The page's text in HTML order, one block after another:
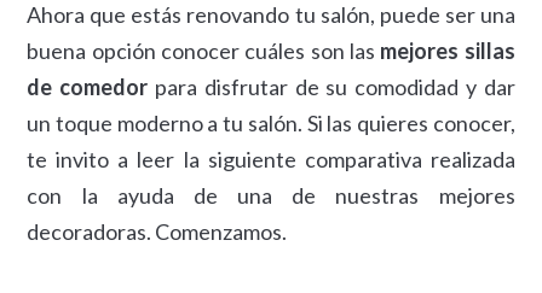
Ahora que estás renovando tu salón, puede ser una
buena opción conocer cuáles son las mejores sillas
de comedor para disfrutar de su comodidad y dar
un toque moderno a tu salón. Si las quieres conocer,
te invito a leer la siguiente comparativa realizada
con la ayuda de una de nuestras mejores
decoradoras. Comenzamos.